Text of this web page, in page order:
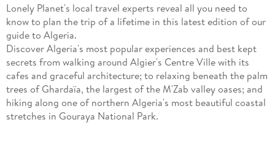
Lonely Planet's local travel experts reveal all you need to
know to plan the trip of a lifetime in this latest edition of our
guide to Algeria.
Discover Algeria's most popular experiences and best kept
secrets from walking around Algier's Centre Ville with its
cafes and graceful architecture; to relaxing beneath the palm
trees of Ghardaïa, the largest of the M'Zab valley oases; and
hiking along one of northern Algeria's most beautiful coastal
stretches in Gouraya National Park.